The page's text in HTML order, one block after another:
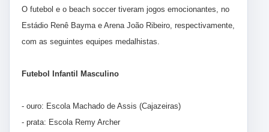
O futebol e o beach soccer tiveram jogos emocionantes, no
Estádio Renê Bayma e Arena João Ribeiro, respectivamente,
com as seguintes equipes medalhistas.
Futebol Infantil Masculino
- ouro: Escola Machado de Assis (Cajazeiras)
- prata: Escola Remy Archer